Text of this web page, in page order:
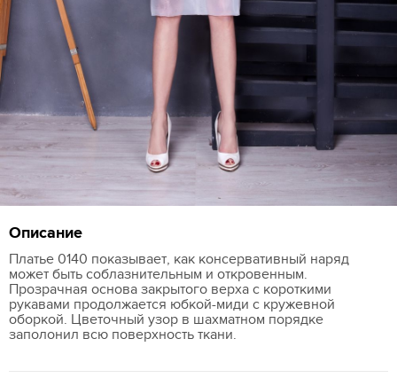
Описание
Платье 0140 показывает, как консервативный наряд
может быть соблазнительным и откровенным.
Прозрачная основа закрытого верха с короткими
рукавами продолжается юбкой-миди с кружевной
оборкой. Цветочный узор в шахматном порядке
заполонил всю поверхность ткани.